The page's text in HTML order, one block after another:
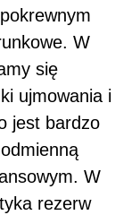
W
się
ujmowania i
jest bardzo
W
rezerw